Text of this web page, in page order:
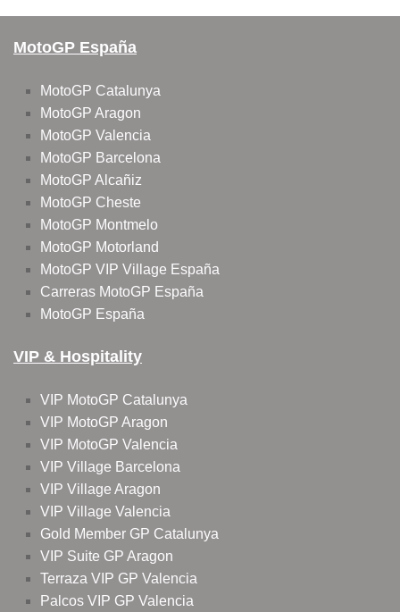
MotoGP España
MotoGP Catalunya
MotoGP Aragon
MotoGP Valencia
MotoGP Barcelona
MotoGP Alcañiz
MotoGP Cheste
MotoGP Montmelo
MotoGP Motorland
MotoGP VIP Village España
Carreras MotoGP España
MotoGP España
VIP & Hospitality
VIP MotoGP Catalunya
VIP MotoGP Aragon
VIP MotoGP Valencia
VIP Village Barcelona
VIP Village Aragon
VIP Village Valencia
Gold Member GP Catalunya
VIP Suite GP Aragon
Terraza VIP GP Valencia
Palcos VIP GP Valencia